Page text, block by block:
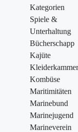
Kategorien
Spiele &
Unterhaltung
Bücherschapp
Kajüte
Kleiderkammer
Kombüse
Maritimitäten
Marinebund
Marinejugend
Marineverein